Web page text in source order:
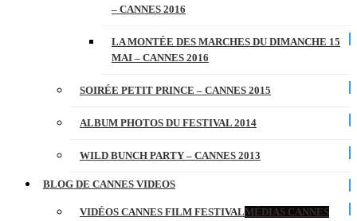
– CANNES 2016
LA MONTÉE DES MARCHES DU DIMANCHE 15
MAI – CANNES 2016
SOIRÉE PETIT PRINCE – CANNES 2015
ALBUM PHOTOS DU FESTIVAL 2014
WILD BUNCH PARTY – CANNES 2013
BLOG DE CANNES VIDEOS
VIDÉOS CANNES FILM FESTIVALMÉDIAS CANNES